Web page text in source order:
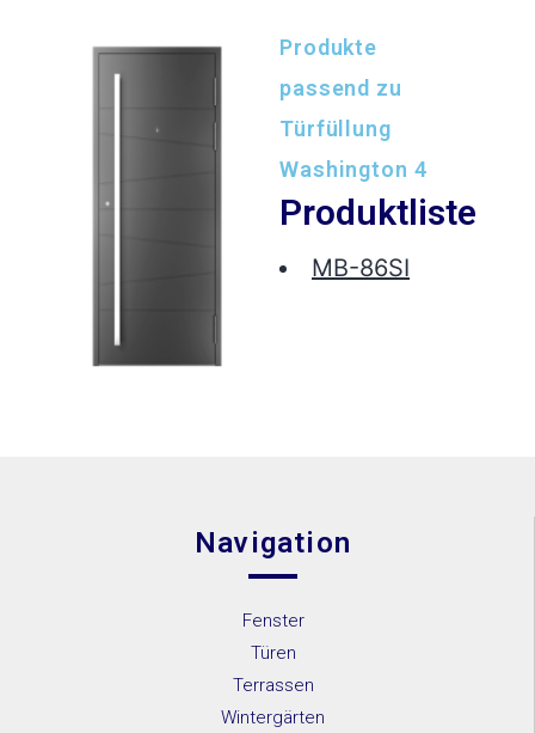
Produkte
passend zu
Türfüllung
Washington 4
Produktliste
MB-86SI
Navigation
Fenster
Türen
Terrassen
Wintergärten